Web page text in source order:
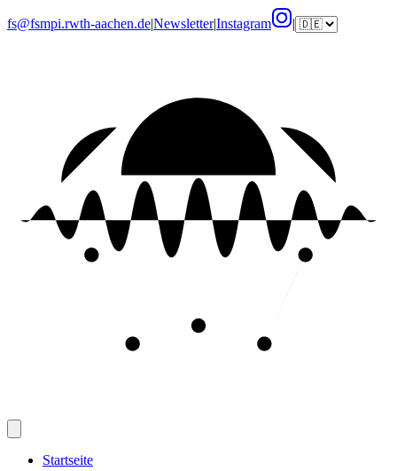
fs@fsmpi.rwth-aachen.de|Newsletter|Instagram |
Startseite